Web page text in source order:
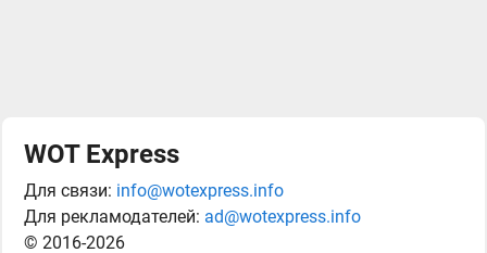
WOT Express
Для связи: info@wotexpress.info
Для рекламодателей: ad@wotexpress.info
© 2016-2026